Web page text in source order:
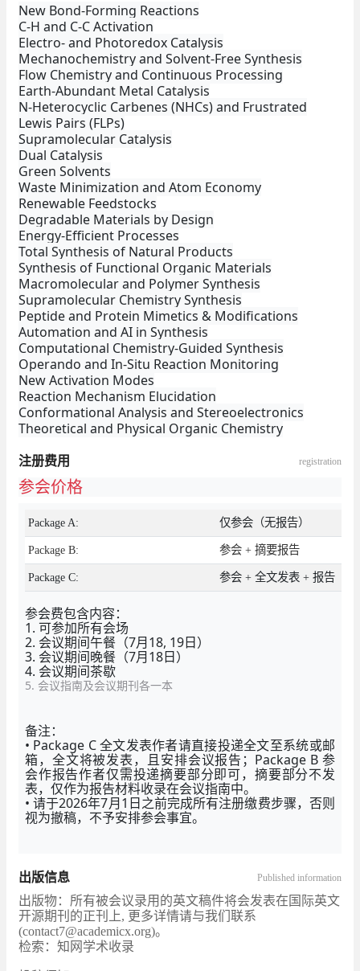
New Bond-Forming Reactions
C-H and C-C Activation
Electro- and Photoredox Catalysis
Mechanochemistry and Solvent-Free Synthesis
Flow Chemistry and Continuous Processing
Earth-Abundant Metal Catalysis
N-Heterocyclic Carbenes (NHCs) and Frustrated
Lewis Pairs (FLPs)
Supramolecular Catalysis
Dual Catalysis
Green Solvents
Waste Minimization and Atom Economy
Renewable Feedstocks
Degradable Materials by Design
Energy-Efficient Processes
Total Synthesis of Natural Products
Synthesis of Functional Organic Materials
Macromolecular and Polymer Synthesis
Supramolecular Chemistry Synthesis
Peptide and Protein Mimetics & Modifications
Automation and AI in Synthesis
Computational Chemistry-Guided Synthesis
Operando and In-Situ Reaction Monitoring
New Activation Modes
Reaction Mechanism Elucidation
Conformational Analysis and Stereoelectronics
Theoretical and Physical Organic Chemistry
注册费用 registration
参会价格
Package A: 仅参会（无报告）
Package B: 参会 + 摘要报告
Package C: 参会 + 全文发表 + 报告
参会费包含内容：
1. 可参加所有会场
2. 会议期间午餐（7月18, 19日）
3. 会议期间晚餐（7月18日）
4. 会议期间茶歇
5. 会议指南及会议期刊各一本
备注：
• Package C 全文发表作者请直接投递全文至系统或邮
箱，全文将被发表，且安排会议报告；Package B 参
会作报告作者仅需投递摘要部分即可，摘要部分不发
表，仅作为报告材料收录在会议指南中。
• 请于2026年7月1日之前完成所有注册缴费步骤，否则
视为撤稿，不予安排参会事宜。
出版信息 Published information
出版物：所有被会议录用的英文稿件将会发表在国际英文
开源期刊的正刊上, 更多详情请与我们联系
(contact7@academicx.org)。
检索：知网学术收录